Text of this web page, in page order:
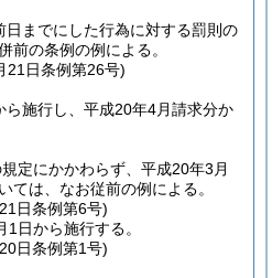
日までにした行為に対する罰則の
前の条例の例による。
21日条例第26号)
ら施行し、平成20年4月請求分か
定にかかわらず、平成20年3月
ては、なお従前の例による。
日条例第6号)
日から施行する。
日条例第1号)